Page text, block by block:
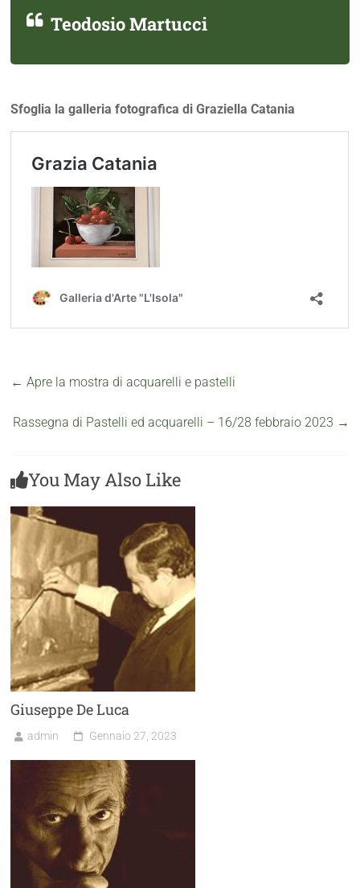
Teodosio Martucci
Sfoglia la galleria fotografica di Graziella Catania
← Apre la mostra di acquarelli e pastelli
Rassegna di Pastelli ed acquarelli – 16/28 febbraio 2023 →
You May Also Like
Giuseppe De Luca
admin Gennaio 27, 2023